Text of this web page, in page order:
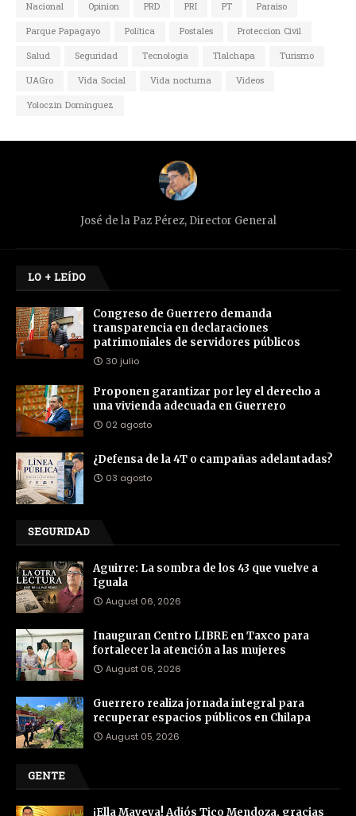
Nacional
Opinion PRD PRI PT
Paraiso
Parque Papagayo
Política Postales
Proteccion Civil
Salud
Seguridad Tecnologia Tlalchapa
Turismo
UAGro
Vida Social Vida nocturna
Videos
Yoloczin Domínguez
José de la Paz Pérez, Director General
LO + LEÍDO
Congreso de Guerrero demanda
transparencia en declaraciones
patrimoniales de servidores públicos
30 julio
Proponen garantizar por ley el derecho a
una vivienda adecuada en Guerrero
02 agosto
¿Defensa de la 4T o campañas adelantadas?
03 agosto
SEGURIDAD
Aguirre: La sombra de los 43 que vuelve a
Iguala
August 06, 2026
Inauguran Centro LIBRE en Taxco para
fortalecer la atención a las mujeres
August 06, 2026
Guerrero realiza jornada integral para
recuperar espacios públicos en Chilapa
August 05, 2026
GENTE
¡Ella Mayeya! Adiós Tico Mendoza, gracias